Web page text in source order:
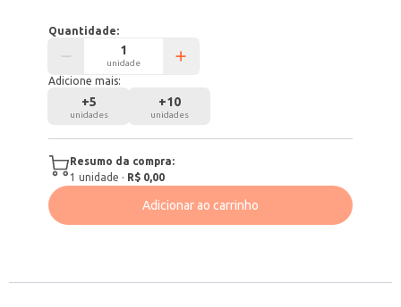
Quantidade:
unidade
Adicione mais:
+5
unidades
+10
unidades
Resumo da compra:
1 unidade · R$ 0,00
Adicionar ao carrinho